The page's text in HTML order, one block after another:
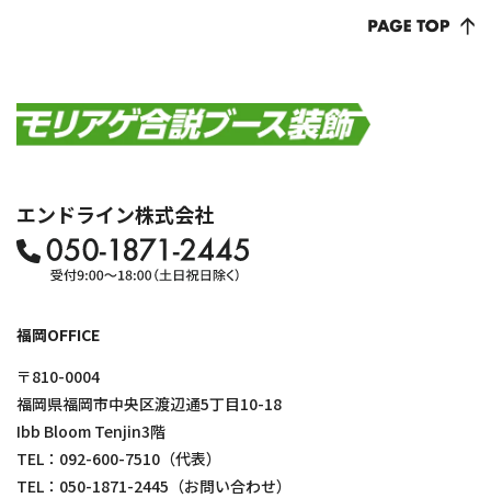
エンドライン株式会社
福岡OFFICE
〒810-0004
福岡県福岡市中央区渡辺通5丁目10-18
Ibb Bloom Tenjin3階
TEL： 092-600-7510 （代表）
TEL： 050-1871-2445 （お問い合わせ）